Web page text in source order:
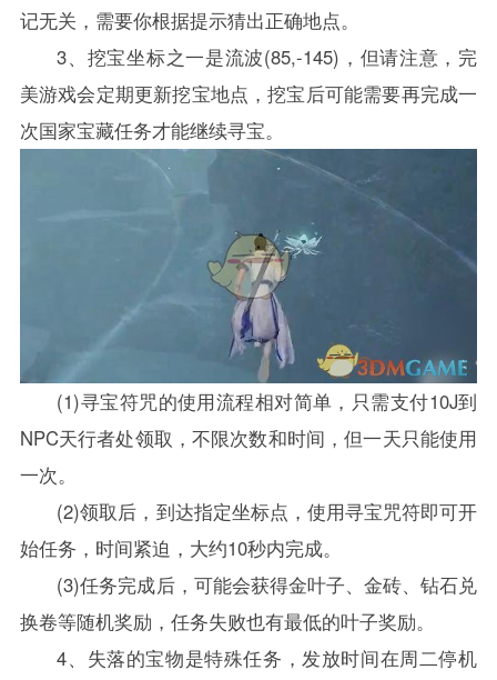
记无关，需要你根据提示猜出正确地点。
3、挖宝坐标之一是流波(85,-145)，但请注意，完
美游戏会定期更新挖宝地点，挖宝后可能需要再完成一
次国家宝藏任务才能继续寻宝。
(1)寻宝符咒的使用流程相对简单，只需支付10J到
NPC天行者处领取，不限次数和时间，但一天只能使用
一次。
(2)领取后，到达指定坐标点，使用寻宝咒符即可开
始任务，时间紧迫，大约10秒内完成。
(3)任务完成后，可能会获得金叶子、金砖、钻石兑
换卷等随机奖励，任务失败也有最低的叶子奖励。
4、失落的宝物是特殊任务，发放时间在周二停机